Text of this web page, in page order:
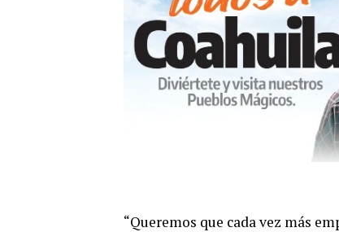
“Queremos que cada vez más